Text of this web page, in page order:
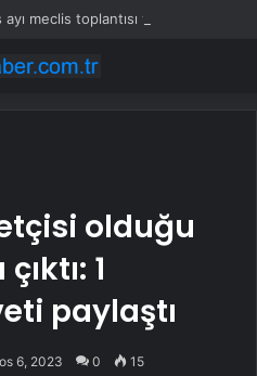
meclis toplantısı yapıldı
olduğu
1
paylaştı
6, 2023 0 15